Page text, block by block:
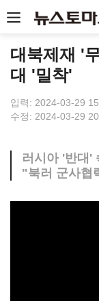
대북제재 '
대 '밀착'
입력: 2024-03-29
수정: 2024-03-29
러시아 '반대'
"북러 군사협